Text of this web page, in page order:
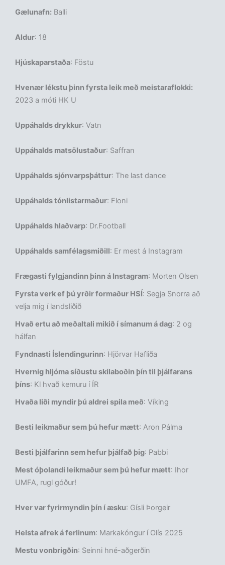
Gælunafn: Balli
Aldur: 18
Hjúskaparstaða: Föstu
Hvenær lékstu þinn fyrsta leik með meistaraflokki:
2023 a móti HK U
Uppáhalds drykkur: Vatn
Uppáhalds matsölustaður: Saffran
Uppáhalds sjónvarpsþáttur: The last dance
Uppáhalds tónlistarmaður: Floni
Uppáhalds hlaðvarp: Dr.Football
Uppáhalds samfélagsmiðill: Er mest á Instagram
Frægasti fylgjandinn þinn á Instagram: Morten Olsen
Fyrsta verk ef þú yrðir formaður HSÍ: Segja Snorra að
velja mig í landsliðið
Hvað ertu að meðaltali mikið í símanum á dag: 2 og
hálfan
Fyndnasti Íslendingurinn: Hjörvar Hafliða
Hvernig hljóma síðustu skilaboðin þín til þjálfarans
þíns: Kl hvað kemuru í ÍR
Hvaða liði myndir þú aldrei spila með: Víking
Besti leikmaður sem þú hefur mætt: Aron Pálma
Besti þjálfarinn sem hefur þjálfað þig: Pabbi
Mest óþolandi leikmaður sem þú hefur mætt: Ihor
UMFA, rugl góður!
Hver var fyrirmyndin þín í­ æsku: Gísli Þorgeir
Helsta afrek á ferlinum: Markakóngur í Olís 2025
Mestu vonbrigðin: Seinni hné-aðgerðin